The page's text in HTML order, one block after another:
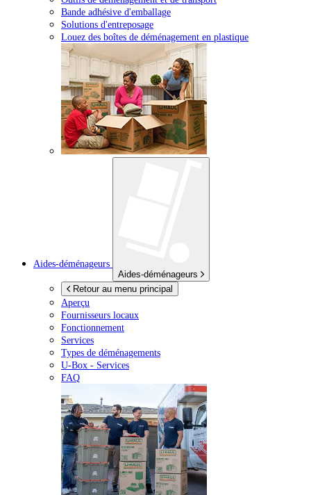
Bande adhésive d'emballage
Solutions d'entreposage
Louez des boîtes de déménagement en plastique
Aides-déménageurs
Aides-déménageurs
Retour au menu principal
Aperçu
Fournisseurs locaux
Fonctionnement
Services
Types de déménagements
U-Box - Services
FAQ